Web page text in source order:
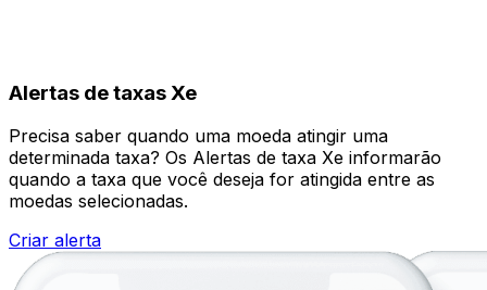
Alertas de taxas Xe
Precisa saber quando uma moeda atingir uma
determinada taxa? Os Alertas de taxa Xe informarão
quando a taxa que você deseja for atingida entre as
moedas selecionadas.
Criar alerta